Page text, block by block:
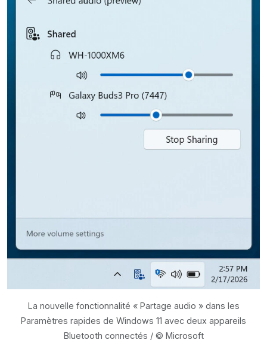
La nouvelle fonctionnalité « Partage audio » dans les
Paramètres rapides de Windows 11 avec deux appareils
Bluetooth connectés / © Microsoft